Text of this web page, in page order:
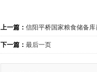
上一篇： 信阳平桥国家粮食储备
下一篇： 最后一页